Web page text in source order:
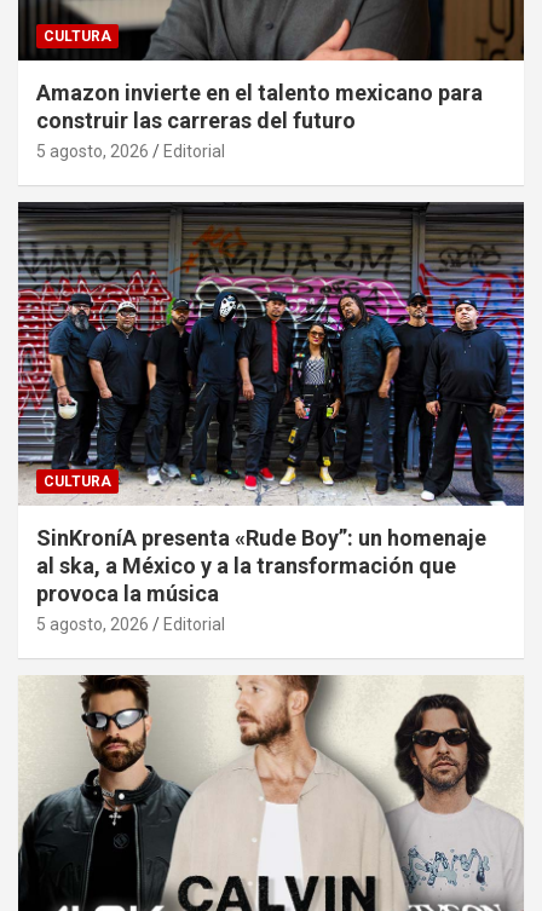
CULTURA
Amazon invierte en el talento mexicano para
construir las carreras del futuro
5 agosto, 2026 Editorial
CULTURA
SinKroníA presenta «Rude Boy”: un homenaje
al ska, a México y a la transformación que
provoca la música
5 agosto, 2026 Editorial